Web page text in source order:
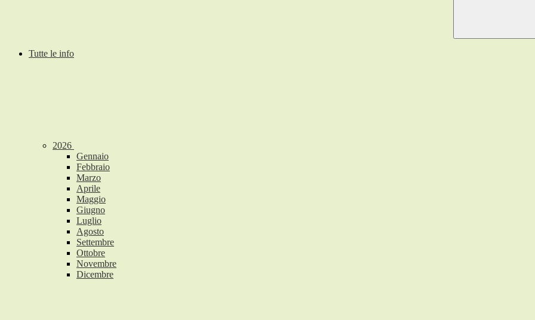
Tutte le info
2026
Gennaio
Febbraio
Marzo
Aprile
Maggio
Giugno
Luglio
Agosto
Settembre
Ottobre
Novembre
Dicembre